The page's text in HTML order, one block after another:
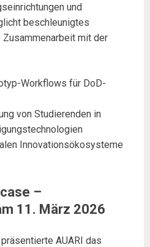
und
beschleunigtes
mit der
Workflows für DoD-
von Studierenden in
Innovationsökosysteme
–
11. März 2026
AUARI das